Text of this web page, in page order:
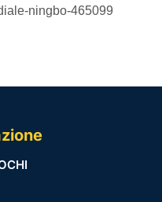
ningbo-465099